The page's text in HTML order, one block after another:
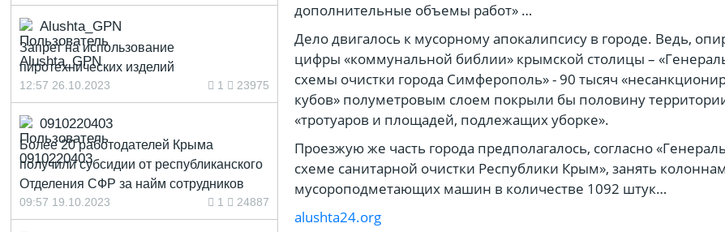
дополнительные объемы работ» …
Дело двигалось к мусорному апокалипсису в городе. Ведь,
цифры «коммунальной библии» крымской столицы –
схемы очистки города Симферополь» - 90 тысяч
кубов» полуметровым слоем покрыли бы половину
«тротуаров и площадей, подлежащих уборке».
Проезжую же часть города предполагалось, согласно
схеме санитарной очистки Республики Крым», занять
мусороподметающих машин в количестве 1092 штук…
alushta24.org
Alushta_GPN
Запрет на использование
пиротехнических изделий
12:57 26.10.2023 1 23975
0910220403
Более 20 работодателей Крыма
получили субсидии от республиканского
Отделения СФР за найм сотрудников
09:57 19.10.2023 1 24887